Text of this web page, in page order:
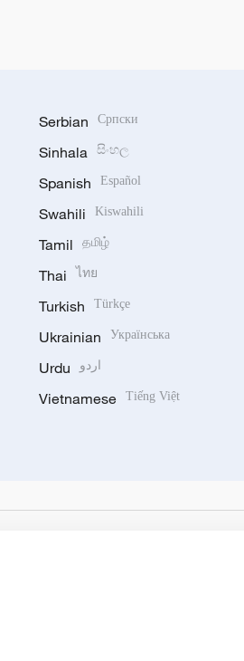
Serbian Српски
Sinhala සිංහල
Spanish Español
Swahili Kiswahili
Tamil தமிழ்
Thai ไทย
Turkish Türkçe
Ukrainian Українська
Urdu اردو
Vietnamese Tiếng Việt